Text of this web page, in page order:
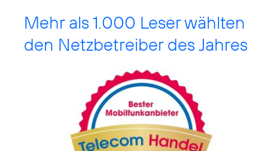
Mehr als 1.000 Leser wählten
den Netzbetreiber des Jahres